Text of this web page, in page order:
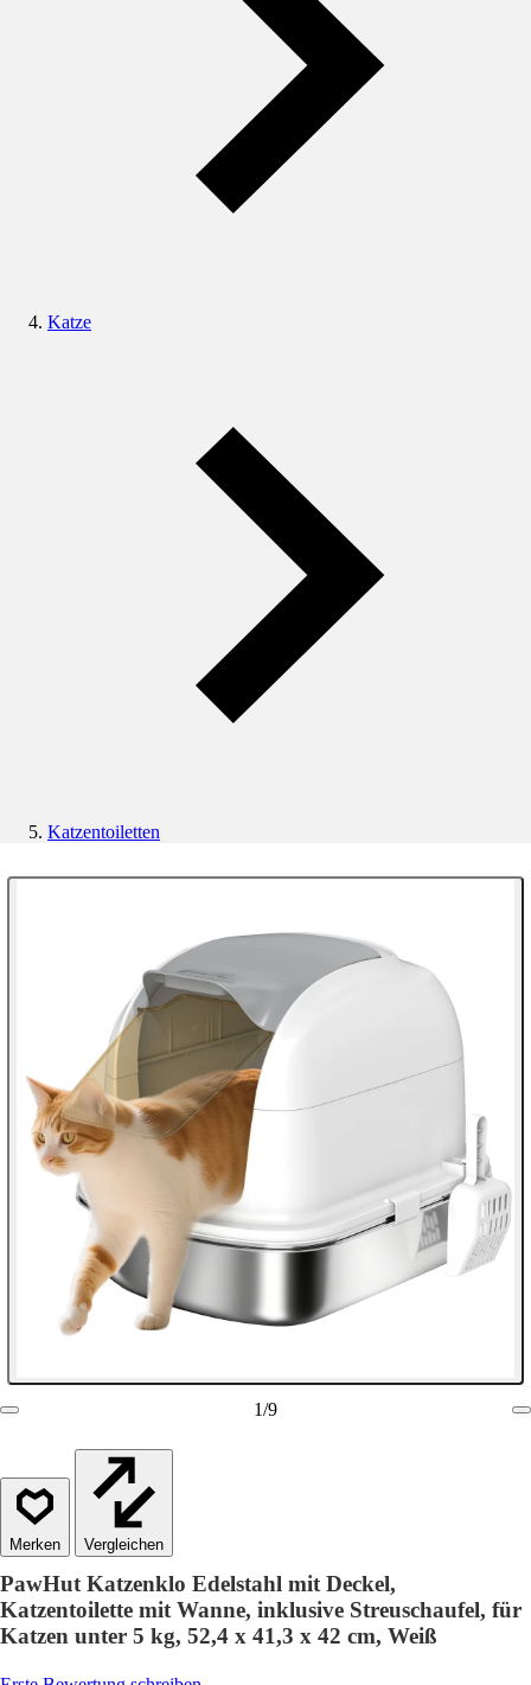
Katze
Katzentoiletten
1/9
Vergleichen
PawHut Katzenklo Edelstahl mit Deckel,
Katzentoilette mit Wanne, inklusive Streuschaufel, für
Katzen unter 5 kg, 52,4 x 41,3 x 42 cm, Weiß